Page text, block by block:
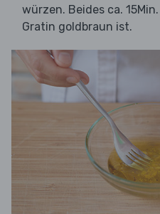
würzen. Beides ca.
Gratin goldbraun ist.